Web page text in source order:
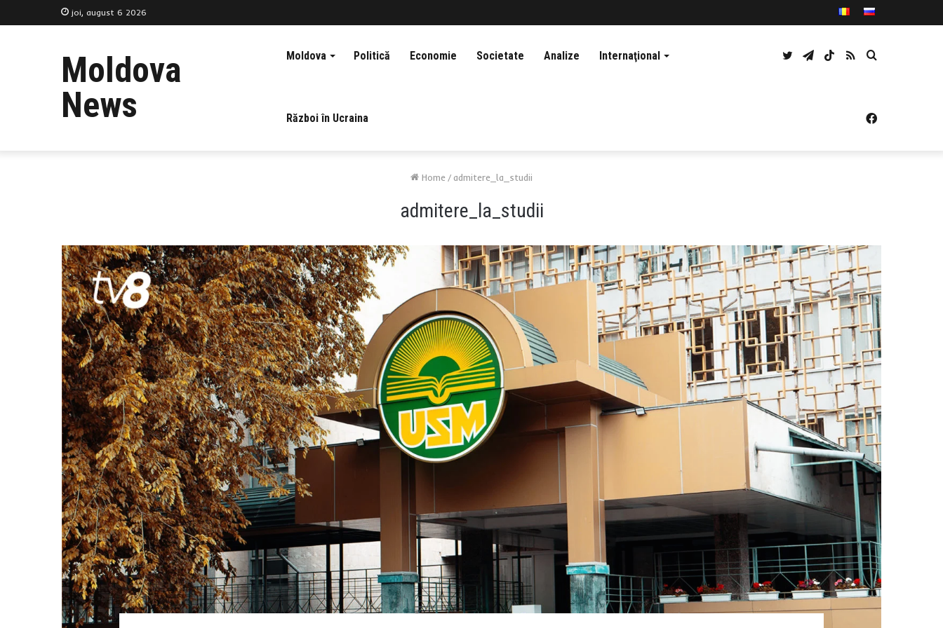
joi, august 6 2026
Moldova
News
Moldova Politică Economie Societate Analize Internaţional
Război în Ucraina
Caută
RSS
TikTok
Telegram
Twitter
Facebook
Home /admitere_la_studii
admitere_la_studii